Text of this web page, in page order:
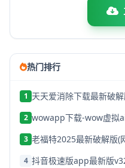
热门排行
1 天天爱消除下载最新破
2 wowapp下载-wow虚拟
3
4 抖音极速版app最新版